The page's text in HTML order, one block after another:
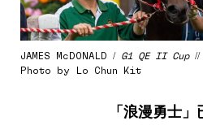
JAMES McDONALD / G1 QE II Cup//
Photo by Lo Chun Kit
「浪漫勇士